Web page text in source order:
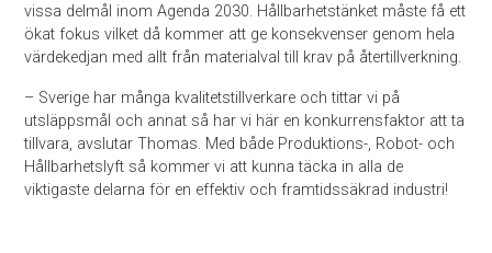
vissa delmål inom Agenda 2030. Hållbarhetstänket måste få ett
ökat fokus vilket då kommer att ge konsekvenser genom hela
värdekedjan med allt från materialval till krav på återtillverkning.
– Sverige har många kvalitetstillverkare och tittar vi på
utsläppsmål och annat så har vi här en konkurrensfaktor att ta
tillvara, avslutar Thomas. Med både Produktions-, Robot- och
Hållbarhetslyft så kommer vi att kunna täcka in alla de
viktigaste delarna för en effektiv och framtidssäkrad industri!